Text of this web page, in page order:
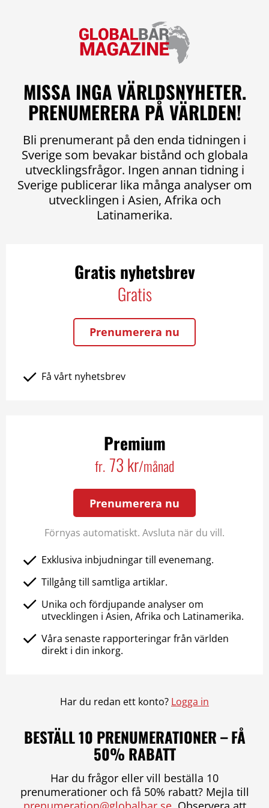
MISSA INGA VÄRLDSNYHETER.
PRENUMERERA PÅ VÄRLDEN!
Bli prenumerant på den enda tidningen i
Sverige som bevakar bistånd och globala
utvecklingsfrågor. Ingen annan tidning i
Sverige publicerar lika många analyser om
utvecklingen i Asien, Afrika och
Latinamerika.
Gratis nyhetsbrev
Gratis
Prenumerera nu
Få vårt nyhetsbrev
Premium
fr. 73 kr/månad
Prenumerera nu
Förnyas automatiskt. Avsluta när du vill.
Exklusiva inbjudningar till evenemang.
Tillgång till samtliga artiklar.
Unika och fördjupande analyser om
utvecklingen i Asien, Afrika och Latinamerika.
Våra senaste rapporteringar från världen
direkt i din inkorg.
Har du redan ett konto? Logga in
BESTÄLL 10 PRENUMERATIONER – FÅ
50% RABATT
Har du frågor eller vill beställa 10
prenumerationer och få 50% rabatt? Mejla till